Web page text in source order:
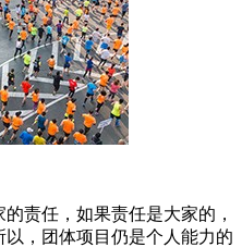
责任，如果责任是大家的，
，团体项目仍是个人能力的